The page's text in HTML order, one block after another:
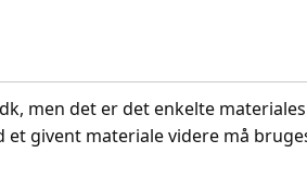
men det er det enkelte materiales
givent materiale videre må